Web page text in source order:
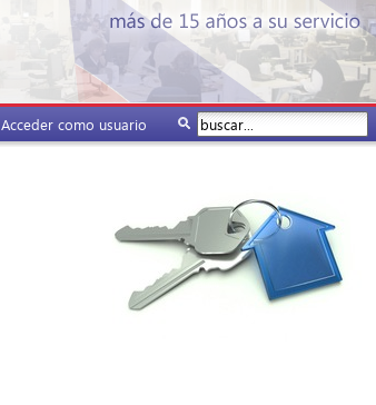
Acceder como usuario